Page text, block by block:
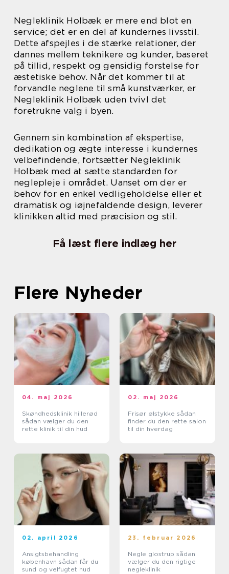
Negleklinik Holbæk er mere end blot en
service; det er en del af kundernes livsstil.
Dette afspejles i de stærke relationer, der
dannes mellem teknikere og kunder, baseret
på tillid, respekt og gensidig forstelse for
æstetiske behov. Når det kommer til at
forvandle neglene til små kunstværker, er
Negleklinik Holbæk uden tvivl det
foretrukne valg i byen.
Gennem sin kombination af ekspertise,
dedikation og ægte interesse i kundernes
velbefindende, fortsætter Negleklinik
Holbæk med at sætte standarden for
neglepleje i området. Uanset om der er
behov for en enkel vedligeholdelse eller et
dramatisk og iøjnefaldende design, leverer
klinikken altid med præcision og stil.
Få læst flere indlæg her
Flere Nyheder
04. maj 2026
Skøndhedsklinik hillerød
sådan vælger du den
rette klinik til din hud
02. maj 2026
Frisør ølstykke sådan
finder du den rette salon
til din hverdag
02. april 2026
Ansigtsbehandling
københavn sådan får du
sund og velfugtet hud
23. februar 2026
Negle glostrup sådan
vælger du den rigtige
negleklinik